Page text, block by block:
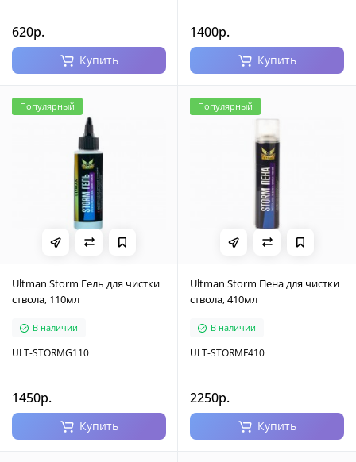
620р.
Купить
1400р.
Купить
Популярный
Ultman Storm Гель для чистки
ствола, 110мл
В наличии
ULT-STORMG110
1450р.
Купить
Популярный
Ultman Storm Пена для чистки
ствола, 410мл
В наличии
ULT-STORMF410
2250р.
Купить